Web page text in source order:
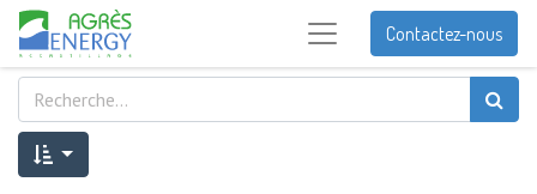
Contactez-nous